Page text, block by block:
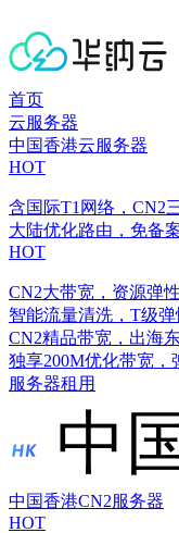
首页
云服务器
中国香港云服务器
HOT
含国际T1网络，CN2
大陆优化路由，免备
HOT
CN2大带宽，资源弹
智能流量清洗，T级
CN2精品带宽，出海
独享200M优化带宽，
服务器租用
中
中国香港CN2服务器
HOT